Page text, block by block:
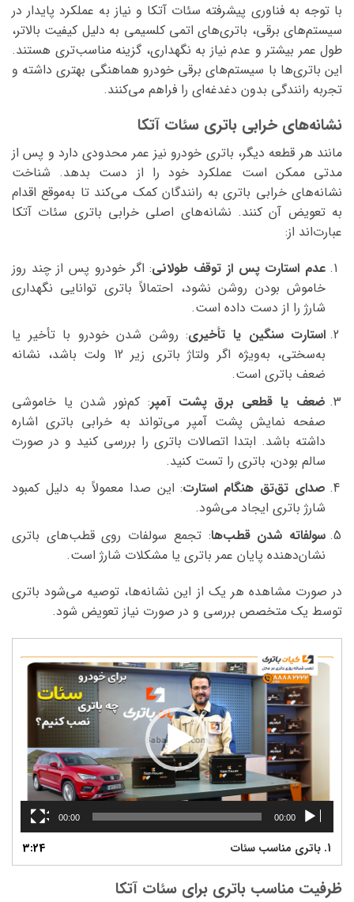
با توجه به فناوری پیشرفته سئات آتکا و نیاز به عملکرد پایدار در
سیستم‌های برقی، باتری‌های اتمی کلسیمی به دلیل کیفیت بالاتر،
طول عمر بیشتر و عدم نیاز به نگهداری، گزینه مناسب‌تری هستند.
این باتری‌ها با سیستم‌های برقی خودرو هماهنگی بهتری داشته و
تجربه رانندگی بدون دغدغه‌ای را فراهم می‌کنند.
نشانه‌های خرابی باتری سئات آتکا
مانند هر قطعه دیگر، باتری خودرو نیز عمر محدودی دارد و پس از
مدتی ممکن است عملکرد خود را از دست بدهد. شناخت
نشانه‌های خرابی باتری به رانندگان کمک می‌کند تا به‌موقع اقدام
به تعویض آن کنند. نشانه‌های اصلی خرابی باتری سئات آتکا
عبارت‌اند از:
عدم استارت پس از توقف طولانی: اگر خودرو پس از چند روز
خاموش بودن روشن نشود، احتمالاً باتری توانایی نگهداری
شارژ را از دست داده است.
استارت سنگین یا تأخیری: روشن شدن خودرو با تأخیر یا
به‌سختی، به‌ویژه اگر ولتاژ باتری زیر 12 ولت باشد، نشانه
ضعف باتری است.
ضعف یا قطعی برق پشت آمپر: کم‌نور شدن یا خاموشی
صفحه نمایش پشت آمپر می‌تواند به خرابی باتری اشاره
داشته باشد. ابتدا اتصالات باتری را بررسی کنید و در صورت
سالم بودن، باتری را تست کنید.
صدای تق‌تق هنگام استارت: این صدا معمولاً به دلیل کمبود
شارژ باتری ایجاد می‌شود.
سولفاته شدن قطب‌ها: تجمع سولفات روی قطب‌های باتری
نشان‌دهنده پایان عمر باتری یا مشکلات شارژ است.
در صورت مشاهده هر یک از این نشانه‌ها، توصیه می‌شود باتری
توسط یک متخصص بررسی و در صورت نیاز تعویض شود.
نمایشگر
ویدیو
00:00
00:00
1. باتری مناسب سئات 3:24
ظرفیت مناسب باتری برای سئات آتکا